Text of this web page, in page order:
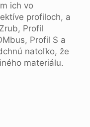
ich vo
profiloch, a
Profil
Profil S a
natoľko, že
materiálu.